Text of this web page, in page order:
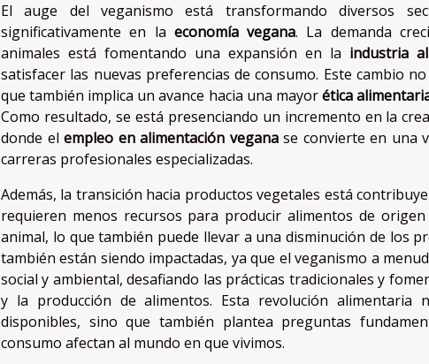
El auge del veganismo está transformando diversos
significativamente en la economía vegana. La demanda
animales está fomentando una expansión en la industria
satisfacer las nuevas preferencias de consumo. Este cambio
que también implica un avance hacia una mayorética
Como resultado, se está presenciando un incremento en la
donde elempleo en alimentación veganase convierte en una
carreras profesionales especializadas.
Además, la transición hacia productos vegetales está
requieren menos recursos para producir alimentos de
animal, lo que también puede llevar a una disminución de los
también están siendo impactadas, ya que el veganismo a
social y ambiental, desafiando las prácticas tradicionales y
y la producción de alimentos. Esta revolución alimentaria
disponibles, sino que también plantea preguntas
consumo afectan al mundo en que vivimos.